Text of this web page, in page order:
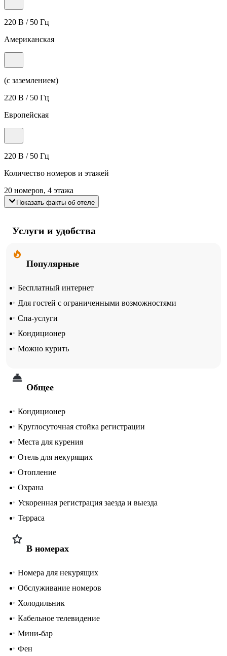
220 В / 50 Гц
Американская
(с заземлением)
220 В / 50 Гц
Европейская
220 В / 50 Гц
Количество номеров и этажей
20 номеров, 4 этажа
Показать факты об отеле
Услуги и удобства
Популярные
Бесплатный интернет
Для гостей с ограниченными возможностями
Спа-услуги
Кондиционер
Можно курить
Общее
Кондиционер
Круглосуточная стойка регистрации
Места для курения
Отель для некурящих
Отопление
Охрана
Ускоренная регистрация заезда и выезда
Терраса
В номерах
Номера для некурящих
Обслуживание номеров
Холодильник
Кабельное телевидение
Мини-бар
Фен